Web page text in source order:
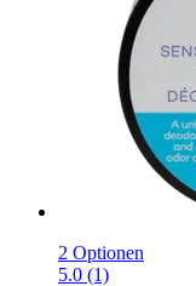
2 Optionen
5.0 (1)